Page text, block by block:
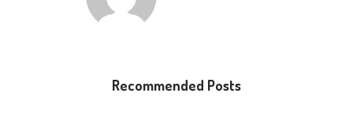
Recommended Posts